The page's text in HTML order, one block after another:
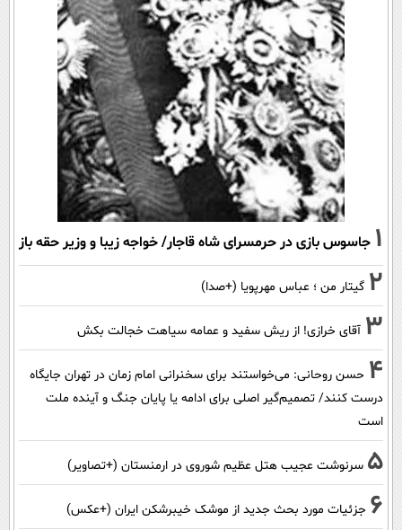
1 جاسوس بازی در حرمسرای شاه قاجار/ خواجه زیبا و وزیر حقه باز
2 گیتار من ؛ عباس مهرپویا (+صدا)
3 آقای خرازی! از ریش سفید و عمامه سیاهت خجالت بکش
4 حسن روحانی: می‌خواستند برای سخنرانی امام زمان در تهران جایگاه
درست کنند/ تصمیم‌گیر اصلی برای ادامه یا پایان جنگ و آینده ملت
است
5 سرنوشت عجیب هتل عظیم شوروی در ارمنستان (+تصاویر)
6 جزئیات مورد بحث جدید از موشک خیبرشکن ایران (+عکس)